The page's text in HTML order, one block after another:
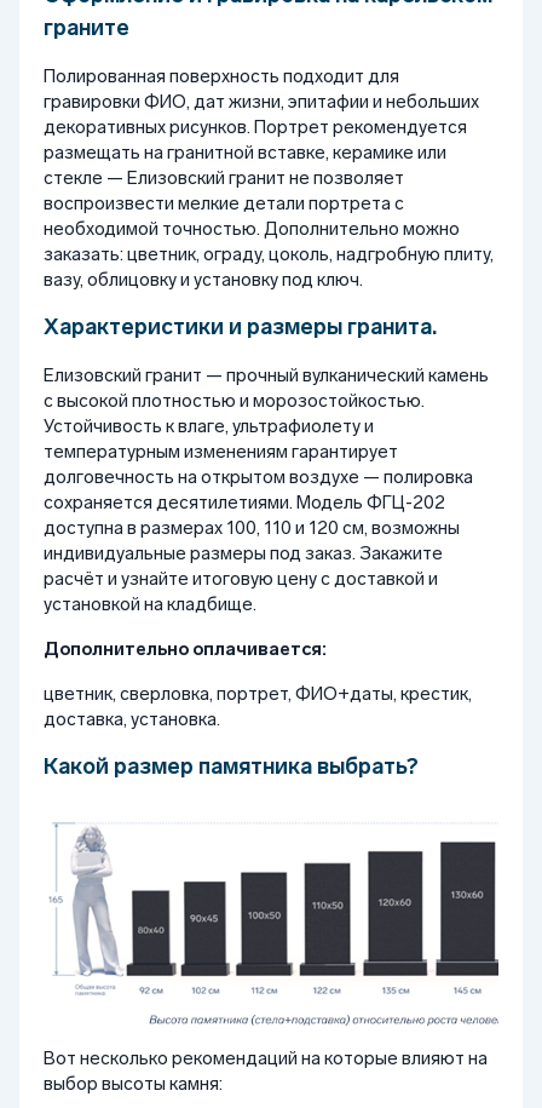
граните
Полированная поверхность подходит для
гравировки ФИО, дат жизни, эпитафии и небольших
декоративных рисунков. Портрет рекомендуется
размещать на гранитной вставке, керамике или
стекле — Елизовский гранит не позволяет
воспроизвести мелкие детали портрета с
необходимой точностью. Дополнительно можно
заказать: цветник, ограду, цоколь, надгробную плиту,
вазу, облицовку и установку под ключ.
Характеристики и размеры гранита.
Елизовский гранит — прочный вулканический камень
с высокой плотностью и морозостойкостью.
Устойчивость к влаге, ультрафиолету и
температурным изменениям гарантирует
долговечность на открытом воздухе — полировка
сохраняется десятилетиями. Модель ФГЦ-202
доступна в размерах 100, 110 и 120 см, возможны
индивидуальные размеры под заказ. Закажите
расчёт и узнайте итоговую цену с доставкой и
установкой на кладбище.
Дополнительно оплачивается:
цветник, сверловка, портрет, ФИО+даты, крестик,
доставка, установка.
Какой размер памятника выбрать?
Вот несколько рекомендаций на которые влияют на
выбор высоты камня: